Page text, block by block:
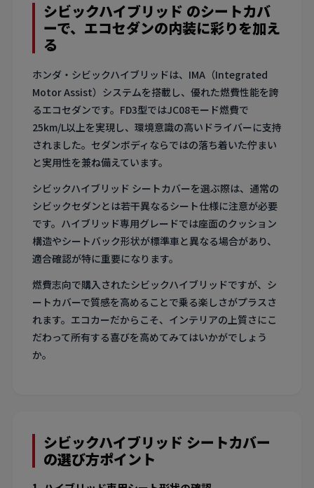
シビックハイブリッド のシートカバ
ーで、エコセダンの内装に彩りを加え
る
ホンダ・シビックハイブリッドは、IMA（Integrated
Motor Assist）システムを搭載し、優れた燃費性能を誇
るエコセダンです。FD3型ではJC08モード燃費で
25km/L以上を実現し、環境意識の高いドライバーに支持
されました。セダンボディならではの落ち着いた佇まい
と実用性を兼ね備えています。
シビックハイブリッド シートカバーを選ぶ際は、通常の
シビックセダンとは若干異なるシート仕様に注意が必要
です。ハイブリッド専用グレードでは座面のクッション
構造やシートバック形状が標準車と異なる場合があり、
適合確認が特に重要になります。
燃費志向で購入されたシビックハイブリッドですが、シ
ートカバーで質感を高めることで乗る楽しさがプラスさ
れます。エコカーだからこそ、インテリアの上質さにこ
だわって所有する喜びを高めてみてはいかがでしょう
か。
シビックハイブリッド シートカバー
の選び方ポイント